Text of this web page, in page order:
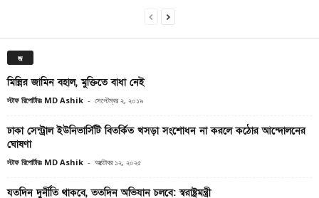
জ
মিন্নির জামিন বহাল, মুক্তিতে বাধা নেই
স্টাফ রিপোর্টারঃ MD Ashik - সেপ্টেম্বর ২, ২০১৯
ঢাকা সেন্ট্রাল ইউনিভার্সিটি বিতর্কিত খসড়া সংশোধন না করলে কঠোর আন্দোলনের
ঘোষণা
স্টাফ রিপোর্টারঃ MD Ashik - অক্টোবর ১২, ২০২৫
যতদিন দুর্নীতি থাকবে, ততদিন অভিযান চলবে: স্বরাষ্ট্রমন্ত্রী